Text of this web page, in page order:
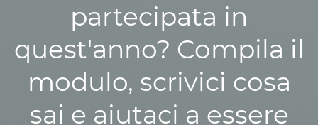
partecipata in
quest'anno? Compila il
modulo, scrivici cosa
sai e aiutaci a essere